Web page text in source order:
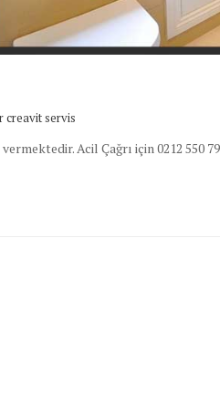
creavit servis
Acil Çağrı için 0212 550